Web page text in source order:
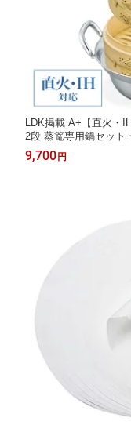
LDK掲載 A+【直火・
2段 蒸篭専用鍋セット
篭 蒸籠 蒸し ステンレ
蒸し鍋セット レビュ
9,700 円